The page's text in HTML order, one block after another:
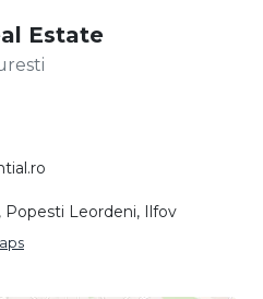
Estate
Popesti Leordeni, Ilfov